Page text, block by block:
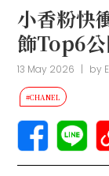
小香粉快
飾Top6
13 May 2026 | by
#CHANEL